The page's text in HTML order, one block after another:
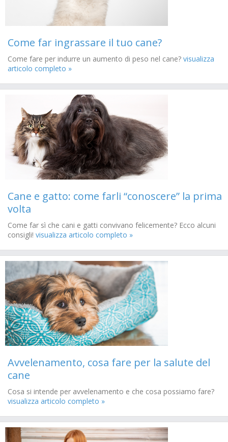
Come far ingrassare il tuo cane?
Come fare per indurre un aumento di peso nel cane? visualizza
articolo completo »
Cane e gatto: come farli “conoscere” la prima
volta
Come far sì che cani e gatti convivano felicemente? Ecco alcuni
consigli! visualizza articolo completo »
Avvelenamento, cosa fare per la salute del
cane
Cosa si intende per avvelenamento e che cosa possiamo fare?
visualizza articolo completo »